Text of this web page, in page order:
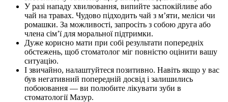
У разі нападу хвилювання, випийте заспокійливе або
чай на травах. Чудово підходить чай з м’яти, меліси чи
ромашки. За можливості, запросіть з собою друга або
члена сім’ї для моральної підтримки.
Дуже корисно мати при собі результати попередніх
обстежень, щоб стоматолог міг повністю оцінити вашу
ситуацію.
І звичайно, налаштуйтеся позитивно. Навіть якщо у вас
був негативний попередній досвід і залишились
побоювання — ви полюбите лікувати зуби в
стоматології Мазур.